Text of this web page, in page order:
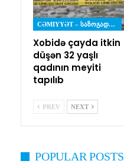
CƏMIYYƏT – ᲡᲐᲖᲝᲒᲐᲓᲝᲔᲑᲐ
Xobidə çayda itkin
düşən 32 yaşlı
qadının meyiti
tapılıb
PREV NEXT
POPULAR POSTS